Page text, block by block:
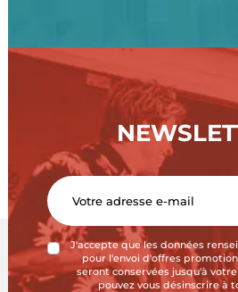
J'accepte que les données
pour l'envoi d'offres
seront conservées jusqu'à
pouvez vous désinscrire à